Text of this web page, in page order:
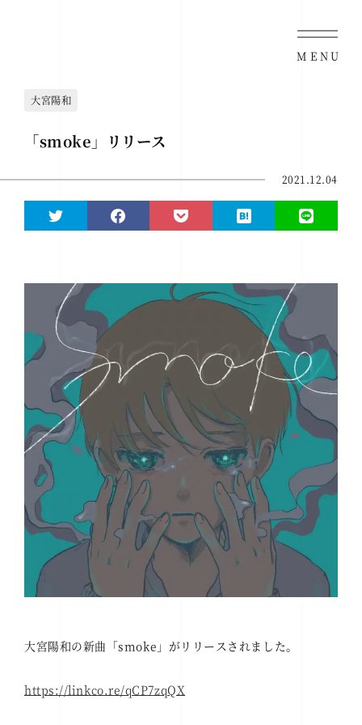
MENU
大宮陽和
「smoke」リリース
2021.12.04
大宮陽和の新曲「smoke」がリリースされました。
https://linkco.re/qCP7zqQX